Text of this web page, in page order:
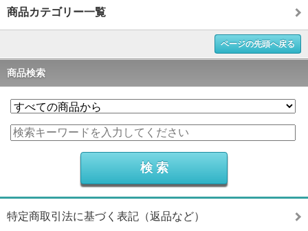
商品カテゴリー一覧
ページの先頭へ戻る
商品検索
特定商取引法に基づく表記（返品など）